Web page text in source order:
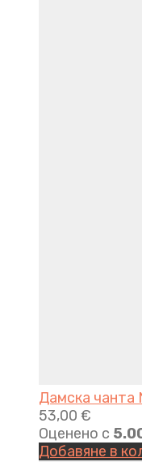
Дамска чанта
53,00 €
Оценено с
Добавяне в